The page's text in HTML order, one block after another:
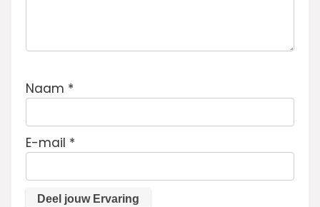
Naam *
E-mail *